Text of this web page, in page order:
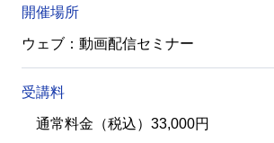
開催場所
ウェブ：動画配信セミナー
受講料
通常料金（税込）33,000円